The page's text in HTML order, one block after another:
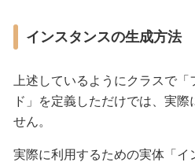
インスタンスの生成方法
上述しているようにクラスで
ド」を定義しただけでは、実際
せん。
実際に利用するための実体「イ